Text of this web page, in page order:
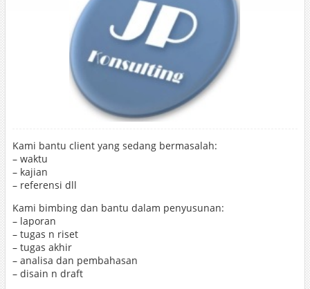
Kami bantu client yang sedang bermasalah:
– waktu
– kajian
– referensi dll
Kami bimbing dan bantu dalam penyusunan:
– laporan
– tugas n riset
– tugas akhir
– analisa dan pembahasan
– disain n draft